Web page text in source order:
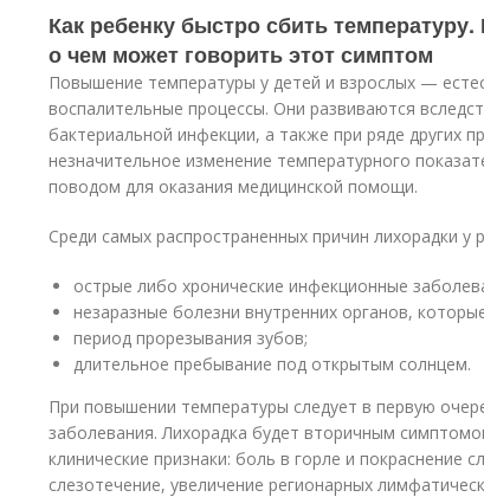
Как ребенку быстро сбить
о чем может говорить этот симптом
Повышение температуры у детей и взрослых —
воспалительные процессы. Они развиваются
бактериальной инфекции, а также при ряде других
незначительное изменение температурного
поводом для оказания медицинской помощи.
Среди самых распространенных причин лихорадки
острые либо хронические инфекционные
незаразные болезни внутренних органов,
период прорезывания зубов;
длительное пребывание под открытым солнцем.
При повышении температуры следует в первую
заболевания. Лихорадка будет вторичным
клинические признаки: боль в горле и покраснение
слезотечение, увеличение регионарных